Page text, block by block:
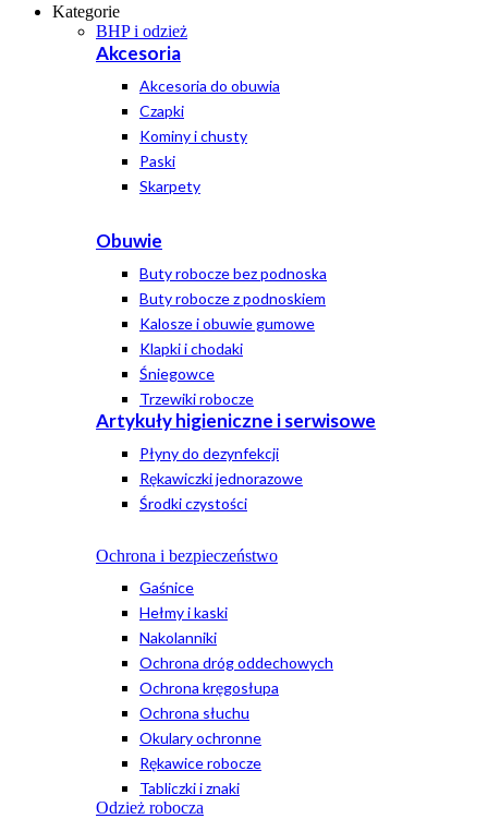
Kategorie
BHP i odzież
Akcesoria
Akcesoria do obuwia
Czapki
Kominy i chusty
Paski
Skarpety
Obuwie
Buty robocze bez podnoska
Buty robocze z podnoskiem
Kalosze i obuwie gumowe
Klapki i chodaki
Śniegowce
Trzewiki robocze
Artykuły higieniczne i serwisowe
Płyny do dezynfekcji
Rękawiczki jednorazowe
Środki czystości
Ochrona i bezpieczeństwo
Gaśnice
Hełmy i kaski
Nakolanniki
Ochrona dróg oddechowych
Ochrona kręgosłupa
Ochrona słuchu
Okulary ochronne
Rękawice robocze
Tabliczki i znaki
Odzież robocza